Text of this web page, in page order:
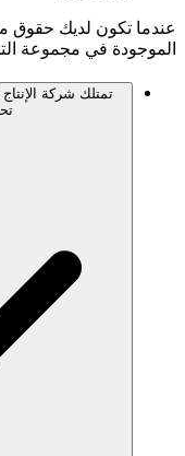
عندما تكون لديك حقوق
الموجودة في مجموعة